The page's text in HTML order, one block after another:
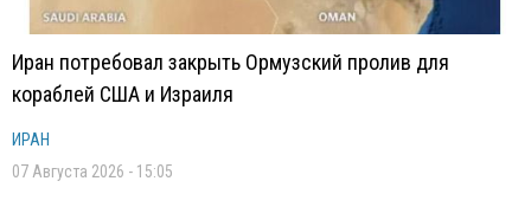
Иран потребовал закрыть Ормузский пролив для
кораблей США и Израиля
ИРАН
07 Августа 2026 - 15:05